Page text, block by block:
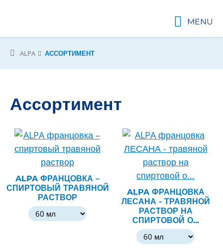
MENU
ALPA АССОРТИМЕНТ
Ассортимент
ALPA ФРАНЦОВКА –
СПИРТОВЫЙ ТРАВЯНОЙ
РАСТВОР
ALPA ФРАНЦОВКА
ЛЕСАНА - ТРАВЯНОЙ
РАСТВОР НА
СПИРТОВОЙ О...